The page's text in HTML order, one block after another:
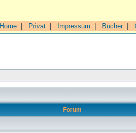
Home Privat Impressum Bücher|
Forum